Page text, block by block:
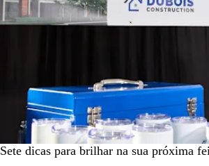
Sete dicas para brilhar na sua próxima